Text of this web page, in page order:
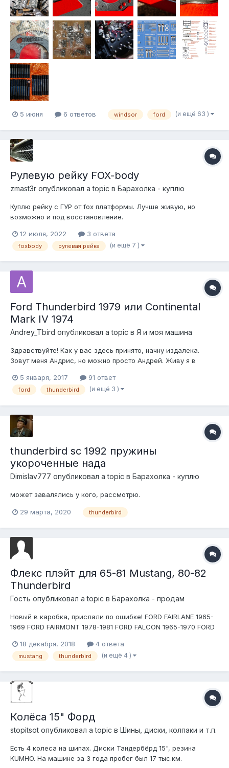
5 июня 6 ответов windsor ford (и ещё 63 )
Рулевую рейку FOX-body
zmast3r опубликовал a topic в Барахолка - куплю
Куплю рейку с ГУР от fox платформы. Лучше живую, но
возможно и под восстановление.
12 июля, 2022 3 ответа
foxbody рулевая рейка (и ещё 7 )
Ford Thunderbird 1979 или Continental
Mark IV 1974
Andrey_Tbird опубликовал a topic в Я и моя машина
Здравствуйте! Как у вас здесь принято, начну издалека.
Зовут меня Андрис, но можно просто Андрей. Живу я в
небыло повода зарегистрироватся и что-то написать.
Старинные автомобили мне нравились всегда, еще в 80-ые
5 января, 2017 91 ответ
ford thunderbird (и ещё 3 )
thunderbird sc 1992 пружины
укороченные нада
Dimislav777 опубликовал a topic в Барахолка - куплю
может завалялись у кого, рассмотрю.
29 марта, 2020 thunderbird
Флекс плэйт для 65-81 Mustang, 80-82
Thunderbird
Гость опубликовал a topic в Барахолка - продам
Новый в каробка, прислали по ошибке! FORD FAIRLANE 1965-
1969 FORD FAIRMONT 1978-1981 FORD FALCON 1965-1970 FORD
FORD MUSTANG 1965-1981 FORD THUNDERBIRD 1980-1982
MERCURY CAPRI 1976-1981...
18 декабря, 2018 4 ответа
mustang thunderbird (и ещё 4 )
Колёса 15" Форд
stopitsot опубликовал a topic в Шины, диски, колпаки и т.п.
Есть 4 колеса на шипах. Диски Тандербёрд 15", резина
KUMHO. На машине за 3 года пробег был 17 тыс.км.